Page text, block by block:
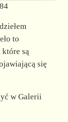
to
są
się
w Galerii